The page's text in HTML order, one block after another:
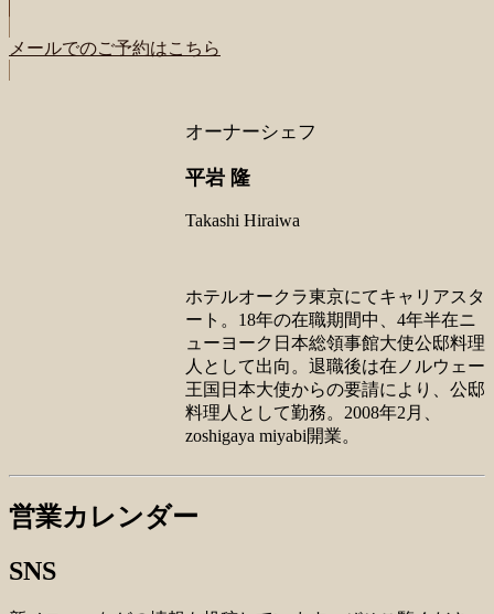
メールでのご予約はこちら
オーナーシェフ
平岩 隆
Takashi Hiraiwa
ホテルオークラ東京にてキャリアスタ
ート。18年の在職期間中、4年半在ニ
ューヨーク日本総領事館大使公邸料理
人として出向。退職後は在ノルウェー
王国日本大使からの要請により、公邸
料理人として勤務。2008年2月、
zoshigaya miyabi開業。
営業カレンダー
SNS